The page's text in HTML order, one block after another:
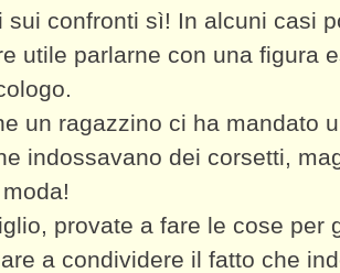
sui confronti sì! In alcuni casi
utile parlarne con una figura
un ragazzino ci ha mandato
indossavano dei corsetti,
provate a fare le cose per
a condividere il fatto che